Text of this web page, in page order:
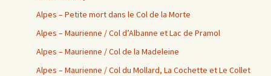
Alpes – Petite mort dans le Col de la Morte
Alpes – Maurienne / Col d’Albanne et Lac de Pramol
Alpes – Maurienne / Col de la Madeleine
Alpes – Maurienne / Col du Mollard, La Cochette et Le Collet